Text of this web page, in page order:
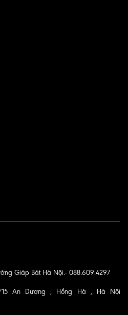
Giáp Bát Hà Nội.- 088.609.4297
An Dương , Hồng Hà , Hà Nội